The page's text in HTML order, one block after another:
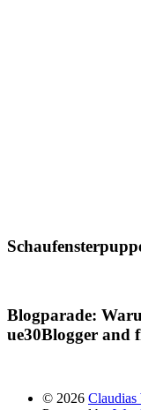
Blogparade:
ue30Blogger and
© 2026 Claudias